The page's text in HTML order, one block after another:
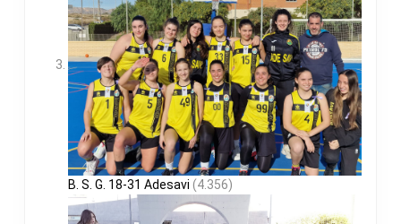
B. S. G. 18-31 Adesavi (4.356)